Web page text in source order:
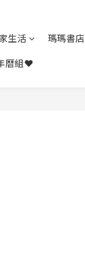
生活 瑪瑪書店
曆組❤️